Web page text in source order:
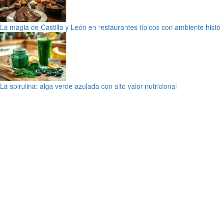
La magia de Castilla y León en restaurantes típicos con ambiente
La spirulina: alga verde azulada con alto valor nutricional